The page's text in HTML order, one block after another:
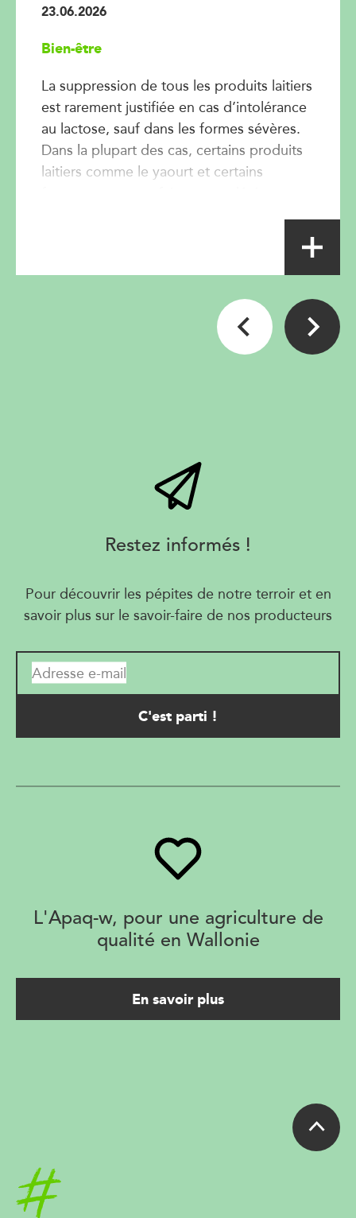
23.06.2026
Bien-être
La suppression de tous les produits laitiers
est rarement justifiée en cas d’intolérance
au lactose, sauf dans les formes sévères.
Dans la plupart des cas, certains produits
laitiers comme le yaourt et certains
Restez informés !
Pour découvrir les pépites de notre terroir et en
savoir plus sur le savoir-faire de nos producteurs
Adresse e-mail
L'Apaq-w, pour une agriculture de
qualité en Wallonie
En savoir plus
Accueil